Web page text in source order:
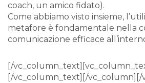
coach, un amico fidato).
Come abbiamo visto insieme,
metafore è fondamentale nella
comunicazione efficace
[/
[/vc_column_text][/vc_column][/